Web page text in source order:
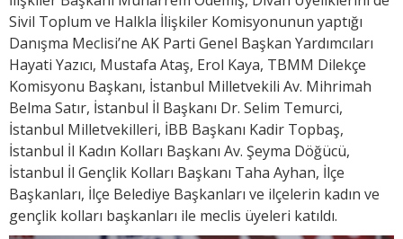
Sivil Toplum ve Halkla İlişkiler Komisyonunun yaptığı
Danışma Meclisi’ne AK Parti Genel Başkan Yardımcıları
Hayati Yazıcı, Mustafa Ataş, Erol Kaya, TBMM Dilekçe
Komisyonu Başkanı, İstanbul Milletvekili Av. Mihrimah
Belma Satır, İstanbul İl Başkanı Dr. Selim Temurci,
İstanbul Milletvekilleri, İBB Başkanı Kadir Topbaş,
İstanbul İl Kadın Kolları Başkanı Av. Şeyma Döğücü,
İstanbul İl Gençlik Kolları Başkanı Taha Ayhan, İlçe
Başkanları, İlçe Belediye Başkanları ve ilçelerin kadın ve
gençlik kolları başkanları ile meclis üyeleri katıldı.